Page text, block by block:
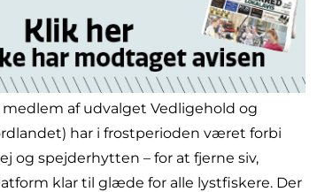
medlem af udvalget Vedligehold og
har i frostperioden været forbi
og spejderhytten – for at fjerne siv,
klar til glæde for alle lystfiskere. Der